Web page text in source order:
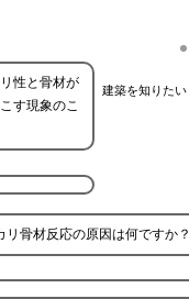
建築を知りたい
性と骨材が
す現象のこ
リ骨材反応の原因は何ですか？